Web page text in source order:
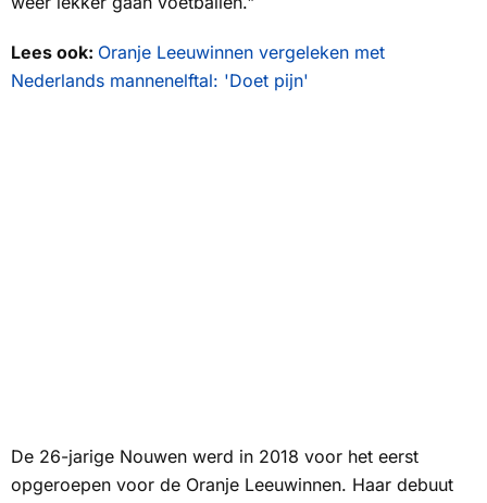
Lees ook: Oranje Leeuwinnen vergeleken met
Nederlands mannenelftal: 'Doet pijn'
De 26-jarige Nouwen werd in 2018 voor het eerst
opgeroepen voor de Oranje Leeuwinnen. Haar debuut